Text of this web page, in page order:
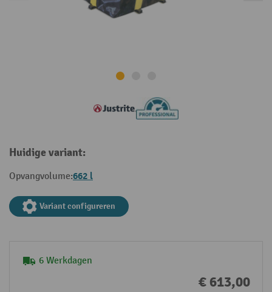
Huidige variant:
Opvangvolume:662 l
Variant configureren
6 Werkdagen
€ 613,00